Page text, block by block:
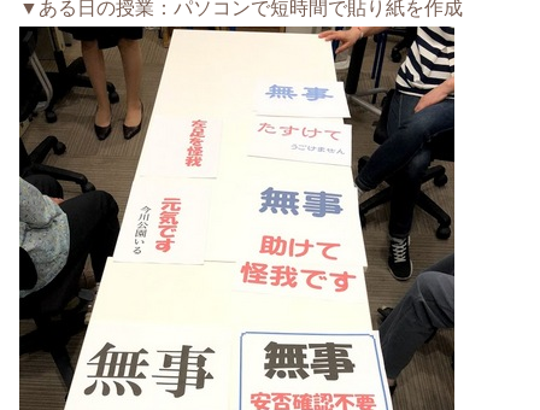
▼ある日の授業：パソコンで短時間で貼り紙を作成